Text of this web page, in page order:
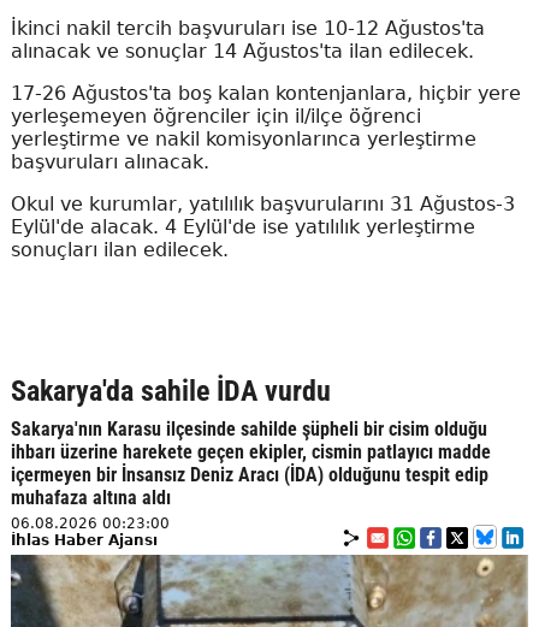
İkinci nakil tercih başvuruları ise 10-12 Ağustos'ta
alınacak ve sonuçlar 14 Ağustos'ta ilan edilecek.
17-26 Ağustos'ta boş kalan kontenjanlara, hiçbir yere
yerleşemeyen öğrenciler için il/ilçe öğrenci
yerleştirme ve nakil komisyonlarınca yerleştirme
başvuruları alınacak.
Okul ve kurumlar, yatılılık başvurularını 31 Ağustos-3
Eylül'de alacak. 4 Eylül'de ise yatılılık yerleştirme
sonuçları ilan edilecek.
Sakarya'da sahile İDA vurdu
Sakarya'nın Karasu ilçesinde sahilde şüpheli bir cisim olduğu
ihbarı üzerine harekete geçen ekipler, cismin patlayıcı madde
içermeyen bir İnsansız Deniz Aracı (İDA) olduğunu tespit edip
muhafaza altına aldı
06.08.2026 00:23:00
İhlas Haber Ajansı